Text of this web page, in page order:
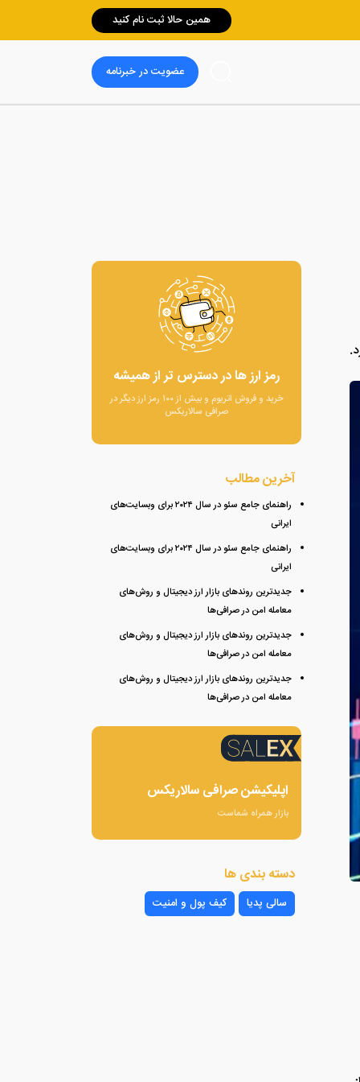
همین حالا ثبت نام کنید
عضویت در خبرنامه
رمز ارز ها در دسترس تر از همیشه
خرید و فروش اتریوم و بیش از ۱۰۰ رمز ارز دیگر در
صرافی سالاریکس
آخرین مطالب
راهنمای جامع سئو در سال ۲۰۲۴ برای وبسایت‌های
ایرانی
راهنمای جامع سئو در سال ۲۰۲۴ برای وبسایت‌های
ایرانی
جدیدترین روندهای بازار ارز دیجیتال و روش‌های
معامله امن در صرافی‌ها
جدیدترین روندهای بازار ارز دیجیتال و روش‌های
معامله امن در صرافی‌ها
جدیدترین روندهای بازار ارز دیجیتال و روش‌های
معامله امن در صرافی‌ها
اپلیکیشن صرافی سالاریکس
بازار همراه شماست
دسته بندی ها
سالی پدیا کیف پول و امنیت